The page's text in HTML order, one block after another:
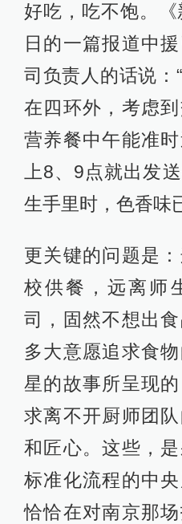
好吃，吃不饱。
日的一篇报道中
司负责人的话说：
在四环外，考虑
营养餐中午能准
上8、9点就出发
生手里时，色香味
更关键的问题是
校供餐，远离师
司，固然不想出
多大意愿追求食
星的故事所呈现
求离不开厨师团
和匠心。这些，
标准化流程的中央
恰恰在对南京那